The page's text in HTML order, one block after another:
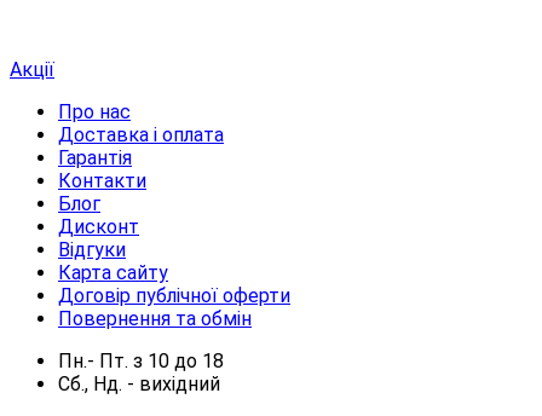
Акції
Про нас
Доставка і оплата
Гарантія
Контакти
Блог
Дисконт
Відгуки
Карта сайту
Договір публічної оферти
Повернення та обмін
Пн.- Пт. з 10 до 18
Сб., Нд. - вихідний